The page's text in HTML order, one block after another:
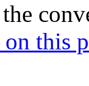
this